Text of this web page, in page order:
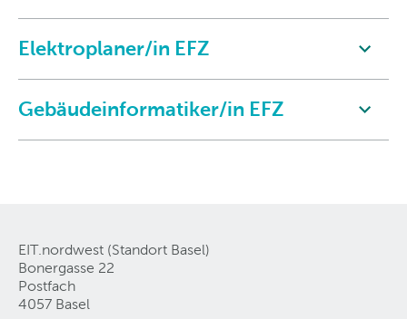
Elektroplaner/in EFZ
Gebäudeinformatiker/in EFZ
EIT.nordwest (Standort Basel)
Bonergasse 22
Postfach
4057 Basel